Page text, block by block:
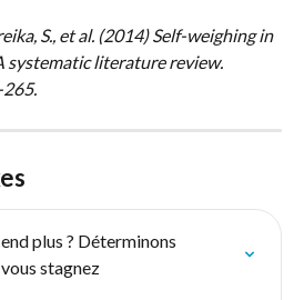
S., et al. (2014) Self-weighing in
systematic literature review.
plus ? Déterminons
stagnez